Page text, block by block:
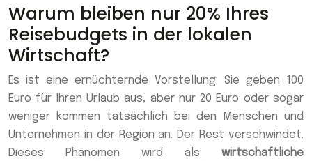
Warum bleiben nur 20% Ihres
Reisebudgets in der lokalen
Wirtschaft?
Es ist eine ernüchternde Vorstellung: Sie geben 100
Euro für Ihren Urlaub aus, aber nur 20 Euro oder sogar
weniger kommen tatsächlich bei den Menschen und
Unternehmen in der Region an. Der Rest verschwindet.
Dieses Phänomen wird als wirtschaftliche